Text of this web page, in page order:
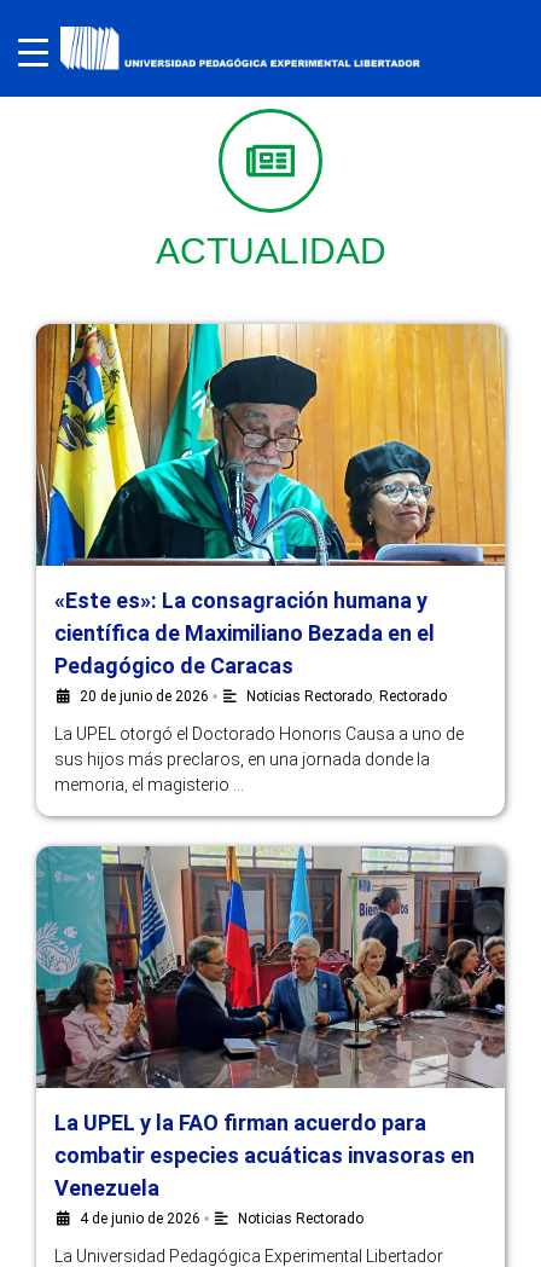
ACTUALIDAD
«Este es»: La consagración humana y
científica de Maximiliano Bezada en el
Pedagógico de Caracas
20 de junio de 2026 • Noticias Rectorado, Rectorado
La UPEL otorgó el Doctorado Honoris Causa a uno de
sus hijos más preclaros, en una jornada donde la
memoria, el magisterio …
La UPEL y la FAO firman acuerdo para
combatir especies acuáticas invasoras en
Venezuela
4 de junio de 2026 • Noticias Rectorado
La Universidad Pedagógica Experimental Libertador